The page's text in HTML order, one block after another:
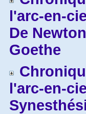
l'arc-en-
De
Goethe
l'arc-en-